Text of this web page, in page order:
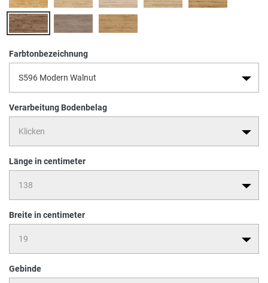
Farbtonbezeichnung
Verarbeitung Bodenbelag
Länge in centimeter
Breite in centimeter
Gebinde